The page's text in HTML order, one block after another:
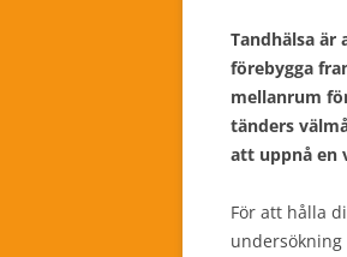
Tandhälsa
förebygga
mellanrum
tänders
att uppnå en
För att hålla